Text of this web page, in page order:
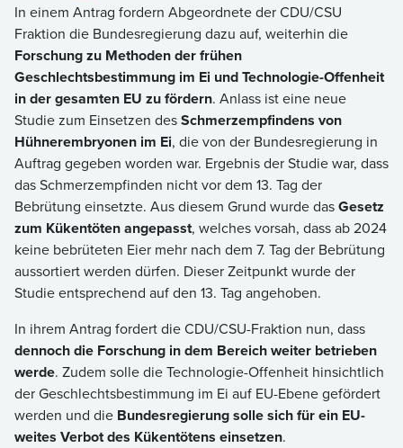
In einem Antrag fordern Abgeordnete der CDU/CSU
Fraktion die Bundesregierung dazu auf, weiterhin die
Forschung zu Methoden der frühen
Geschlechtsbestimmung im Ei und Technologie-Offenheit
in der gesamten EU zu fördern. Anlass ist eine neue
Studie zum Einsetzen desSchmerzempfindens von
Hühnerembryonen im Ei, die von der Bundesregierung in
Auftrag gegeben worden war. Ergebnis der Studie war, dass
das Schmerzempfinden nicht vor dem 13. Tag der
Bebrütung einsetzte. Aus diesem Grund wurde dasGesetz
zum Kükentöten angepasst, welches vorsah, dass ab 2024
keine bebrüteten Eier mehr nach dem 7. Tag der Bebrütung
aussortiert werden dürfen. Dieser Zeitpunkt wurde der
Studie entsprechend auf den 13. Tag angehoben.
In ihrem Antrag fordert die CDU/CSU-Fraktion nun, dass
dennoch die Forschung in dem Bereich weiter betrieben
werde. Zudem solle die Technologie-Offenheit hinsichtlich
der Geschlechtsbestimmung im Ei auf EU-Ebene gefördert
werden und die Bundesregierung solle sich für ein EU-
weites Verbot des Kükentötens einsetzen.